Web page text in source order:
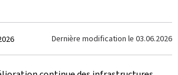
Dernière modification le 03.06.2026